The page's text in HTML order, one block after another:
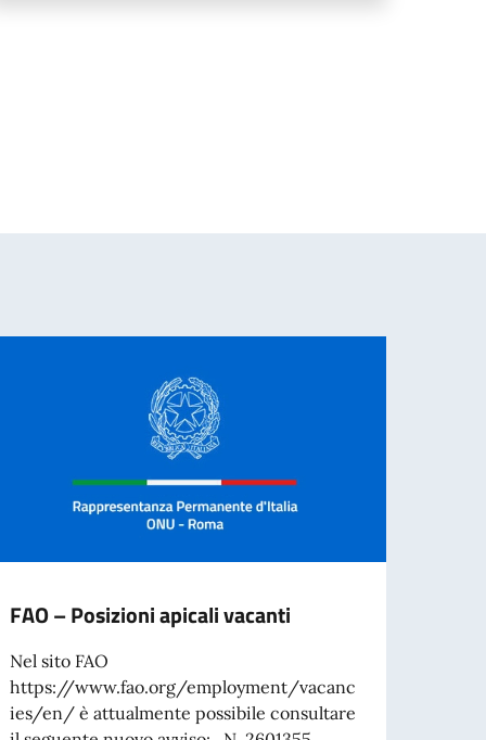
FAO – Posizioni apicali vacanti
Nel sito FAO
https://www.fao.org/employment/vacanc
ies/en/ è attualmente possibile consultare